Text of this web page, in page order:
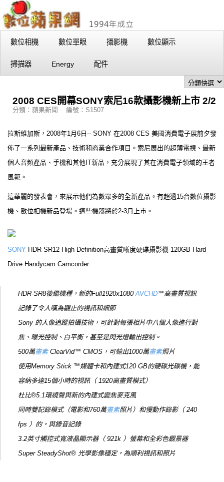
數位相機 數位單眼 攝影機 數位顯示
掃描器 Energy 配件
2008 CES開幕SONY索尼16款攝影機新上市 2/2
分類：蘋果新聞 編號：S1507
拉斯維加斯，2008年1月6日-- SONY 在2008 CES 美國消費電子展前夕發
佈了一系列最新產品、技術和商業合作項目。索尼展出的超薄電視、最新
個人音頻產品、手機和其他IT新品，充分展現了其在消費電子領域的王者
風範。
這華麗的發表會，來展示他們為數眾多的全新產品。有超過15台數位攝影
機、數位相機新品登場。這些機器將於2-3月上市。
SONY HDR-SR12 High-Definition高畫質晰度硬碟攝影機 120GB Hard
Drive Handycam Camcorder
HDR-SR8後繼機種，新的Full1920x1080AVCHD™高畫質視訊
記錄了令人嘆為觀止的視訊和細節
Sony 的人像追蹤拍攝技術，可針對每張相片中八個人像進行對
焦、曝光控制、白平衡，甚至是閃光燈輸出控制。
500萬畫素ClearVid™ CMOS，可輸出1000萬畫素照片
使用Memory Stick ™媒體卡和內建式120 GB的硬碟光碟機，能
容納多達15個小時的視訊（ 1920高畫質模式）
杜比®5.1環繞聲與新的內建式變焦麥克風
同時雙記錄模式（電影和760萬畫素照片）和慢動作錄影（ 240
fps ）的，與錄音記錄
3.2英寸觸控式寬液晶顯示器（ 921k ）螢幕和全彩色觀景器
Super SteadyShot® 光學影像穩定，為順利視訊和照片